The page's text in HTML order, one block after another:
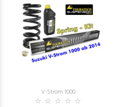
V-Strom 1000